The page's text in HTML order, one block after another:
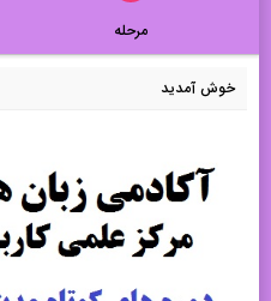
مرحله
خوش آمدید